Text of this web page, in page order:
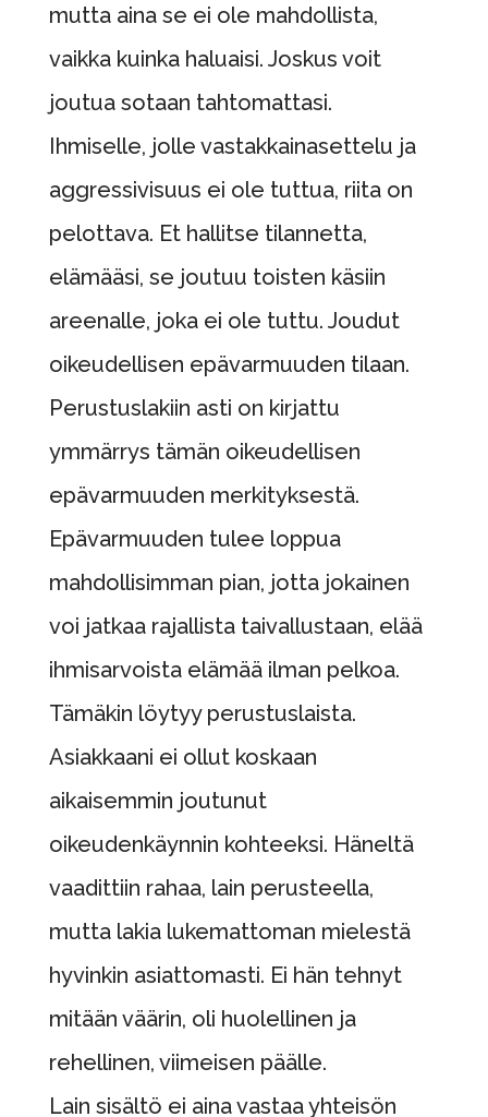
mutta aina se ei ole mahdollista,
vaikka kuinka haluaisi. Joskus voit
joutua sotaan tahtomattasi.
Ihmiselle, jolle vastakkainasettelu ja
aggressivisuus ei ole tuttua, riita on
pelottava. Et hallitse tilannetta,
elämääsi, se joutuu toisten käsiin
areenalle, joka ei ole tuttu. Joudut
oikeudellisen epävarmuuden tilaan.
Perustuslakiin asti on kirjattu
ymmärrys tämän oikeudellisen
epävarmuuden merkityksestä.
Epävarmuuden tulee loppua
mahdollisimman pian, jotta jokainen
voi jatkaa rajallista taivallustaan, elää
ihmisarvoista elämää ilman pelkoa.
Tämäkin löytyy perustuslaista.
Asiakkaani ei ollut koskaan
aikaisemmin joutunut
oikeudenkäynnin kohteeksi. Häneltä
vaadittiin rahaa, lain perusteella,
mutta lakia lukemattoman mielestä
hyvinkin asiattomasti. Ei hän tehnyt
mitään väärin, oli huolellinen ja
rehellinen, viimeisen päälle.
Lain sisältö ei aina vastaa yhteisön